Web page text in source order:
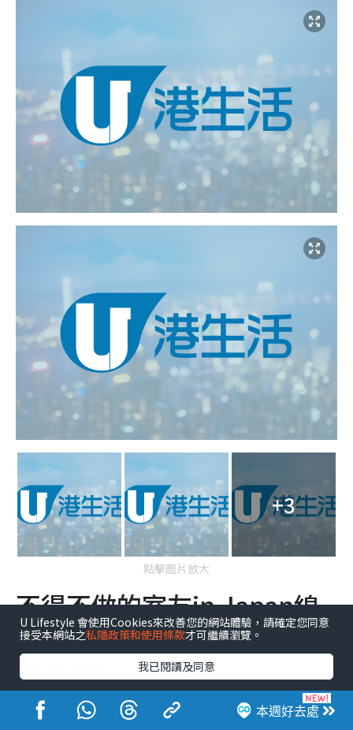
+3
點擊圖片放大
不得不做的室友in Japan線
上看方法
不得不做的室友in Japan那裡看？
劇集《不得不做的室友 in Japan》於3月19日已在官方
本週好去處
U Lifestyle 會使用Cookies來改善您的網站體驗，請確定您同意
接受本網站之私隱政策和使用條款才可繼續瀏覽。
我已閱讀及同意